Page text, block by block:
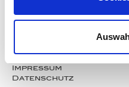
Partner
Impressum
Datenschutz